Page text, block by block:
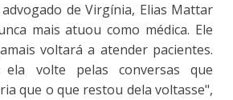
de Virgínia, Elias Mattar
mais atuou como médica. Ele
voltará a atender pacientes.
volte pelas conversas que
que o que restou dela voltasse",